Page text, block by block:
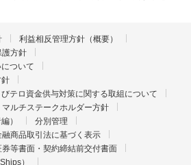
利益相反管理方針（概要）
護方針
ついて
テロ資金供与対策に関する取組について
マルチステークホルダー方針
）
分別管理
融商品取引法に基づく表示
等書面・契約締結前交付書面
）